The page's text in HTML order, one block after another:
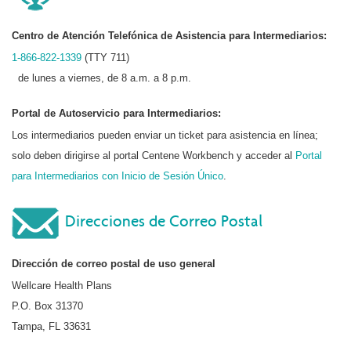
Centro de Atención Telefónica de Asistencia para Intermediarios:
1-866-822-1339 (TTY 711)
de lunes a viernes, de 8 a.m. a 8 p.m.
Portal de Autoservicio para Intermediarios:
Los intermediarios pueden enviar un ticket para asistencia en línea;
solo deben dirigirse al portal Centene Workbench y acceder al Portal
para Intermediarios con Inicio de Sesión Único
Direcciones de Correo Postal
Dirección de correo postal de uso general
Wellcare Health Plans
P.O. Box 31370
Tampa, FL 33631